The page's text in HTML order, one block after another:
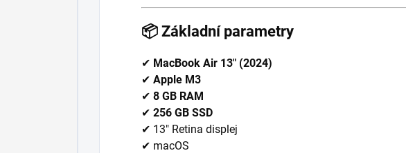
📦 Základní parametry
✔ MacBook Air 13″ (2024)
✔ Apple M3
✔ 8 GB RAM
✔ 256 GB SSD
✔ 13″ Retina displej
✔ macOS